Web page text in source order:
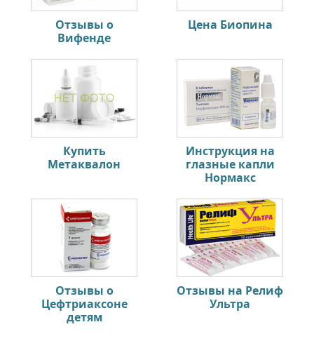
Отзывы о
Вифенде
Цена Биопина
Купить
Метаквалон
Инструкция на
глазные капли
Нормакс
Отзывы о
Цефтриаксоне
детям
Отзывы на Релиф
Ультра